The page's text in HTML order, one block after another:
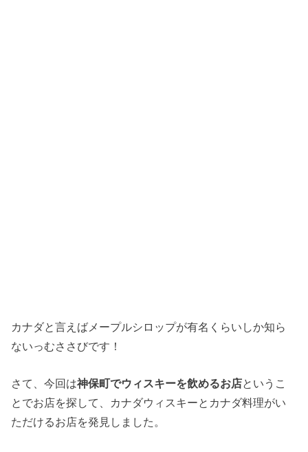
カナダと言えばメープルシロップが有名くらいしか知ら
ないっむささびです！
さて、今回は神保町でウィスキーを飲めるお店というこ
とでお店を探して、カナダウィスキーとカナダ料理がい
ただけるお店を発見しました。